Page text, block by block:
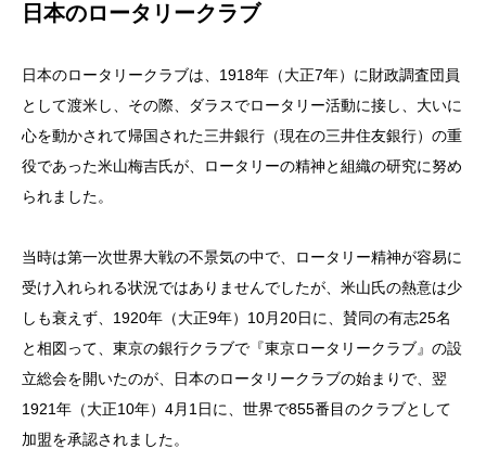
日本のロータリークラブ
日本のロータリークラブは、1918年（大正7年）に財政調査団員
として渡米し、その際、ダラスでロータリー活動に接し、大いに
心を動かされて帰国された三井銀行（現在の三井住友銀行）の重
役であった米山梅吉氏が、ロータリーの精神と組織の研究に努め
られました。
当時は第一次世界大戦の不景気の中で、ロータリー精神が容易に
受け入れられる状況ではありませんでしたが、米山氏の熱意は少
しも衰えず、1920年（大正9年）10月20日に、賛同の有志25名
と相図って、東京の銀行クラブで『東京ロータリークラブ』の設
立総会を開いたのが、日本のロータリークラブの始まりで、翌
1921年（大正10年）4月1日に、世界で855番目のクラブとして
加盟を承認されました。